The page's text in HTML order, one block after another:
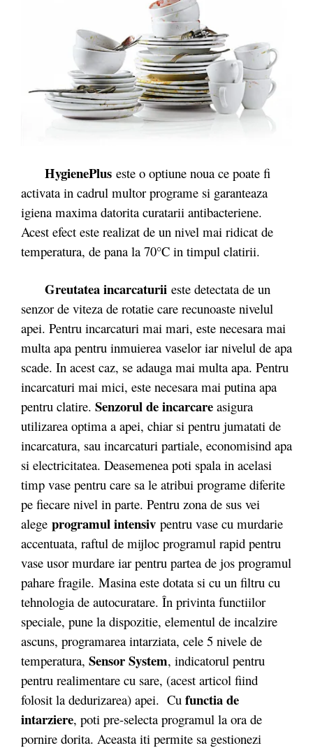
HygienePlus este o optiune noua ce poate fi
activata in cadrul multor programe si garanteaza
igiena maxima datorita curatarii antibacteriene.
Acest efect este realizat de un nivel mai ridicat de
temperatura, de pana la 70°C in timpul clatirii.
Greutatea incarcaturii este detectata de un
senzor de viteza de rotatie care recunoaste nivelul
apei. Pentru incarcaturi mai mari, este necesara mai
multa apa pentru inmuierea vaselor iar nivelul de apa
scade. In acest caz, se adauga mai multa apa. Pentru
incarcaturi mai mici, este necesara mai putina apa
pentru clatire. Senzorul de incarcare asigura
utilizarea optima a apei, chiar si pentru jumatati de
incarcatura, sau incarcaturi partiale, economisind apa
si electricitatea. Deasemenea poti spala in acelasi
timp vase pentru care sa le atribui programe diferite
pe fiecare nivel in parte. Pentru zona de sus vei
alege programul intensiv pentru vase cu murdarie
accentuata, raftul de mijloc programul rapid pentru
vase usor murdare iar pentru partea de jos programul
pahare fragile. Masina este dotata si cu un filtru cu
tehnologia de autocuratare. În privinta functiilor
speciale, pune la dispozitie, elementul de incalzire
ascuns, programarea intarziata, cele 5 nivele de
temperatura, Sensor System, indicatorul pentru
pentru realimentare cu sare, (acest articol fiind
folosit la dedurizarea) apei. Cu functia de
intarziere, poti pre-selecta programul la ora de
pornire dorita. Aceasta iti permite sa gestionezi